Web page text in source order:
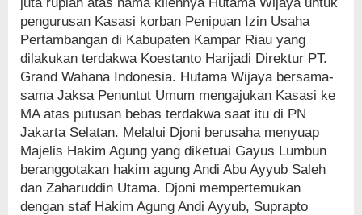
pengurusan Kasasi korban Penipuan Izin Usaha
Pertambangan di Kabupaten Kampar Riau yang
dilakukan terdakwa Koestanto Harijadi Direktur PT.
Grand Wahana Indonesia. Hutama Wijaya bersama-
sama Jaksa Penuntut Umum mengajukan Kasasi ke
MA atas putusan bebas terdakwa saat itu di PN
Jakarta Selatan. Melalui Djoni berusaha menyuap
Majelis Hakim Agung yang diketuai Gayus Lumbun
beranggotakan hakim agung Andi Abu Ayyub Saleh
dan Zaharuddin Utama. Djoni mempertemukan
dengan staf Hakim Agung Andi Ayyub, Suprapto